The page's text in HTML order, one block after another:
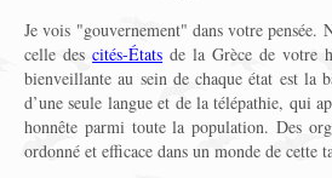
Je vois "gouvernement" dans votre pensée.
celle descités-États de la Grèce de votre
bienveillante au sein de chaque état est la
d’une seule langue et de la télépathie, qui
honnête parmi toute la population. Des
ordonné et efficace dans un monde de